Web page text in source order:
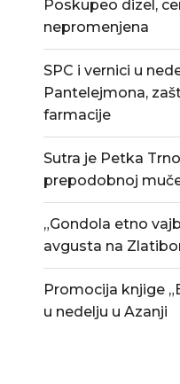
Tradicionalna
8. avgusta
07/08/2026
Poskupeo dizel,
nepromenjena
SPC i vernici u
Pantelejmona,
farmacije
Sutra je Petka
prepodobnoj
„Gondola etno
avgusta na
Promocija knjige
u nedelju u Azanji